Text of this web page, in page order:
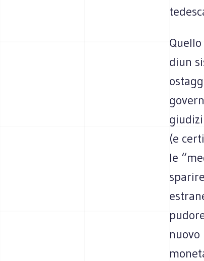
diun
(e
le